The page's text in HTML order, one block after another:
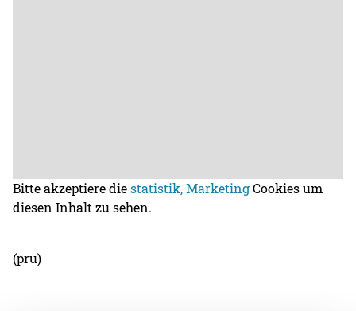
Bitte akzeptiere diestatistik, MarketingCookies um
diesen Inhalt zu sehen.
(pru)